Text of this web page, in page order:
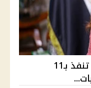
قرارات وزيرة التنمية المحلية تنفذ بـ11